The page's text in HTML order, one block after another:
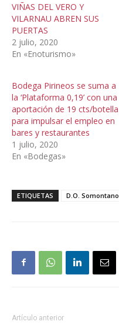
VIÑAS DEL VERO Y
VILARNAU ABREN SUS
PUERTAS
2 julio, 2020
En «Enoturismo»
Bodega Pirineos se suma a
la ‘Plataforma 0,19’ con una
aportación de 19 cts/botella
para impulsar el empleo en
bares y restaurantes
1 julio, 2020
En «Bodegas»
ETIQUETAS D.O. Somontano
Artículo anterior